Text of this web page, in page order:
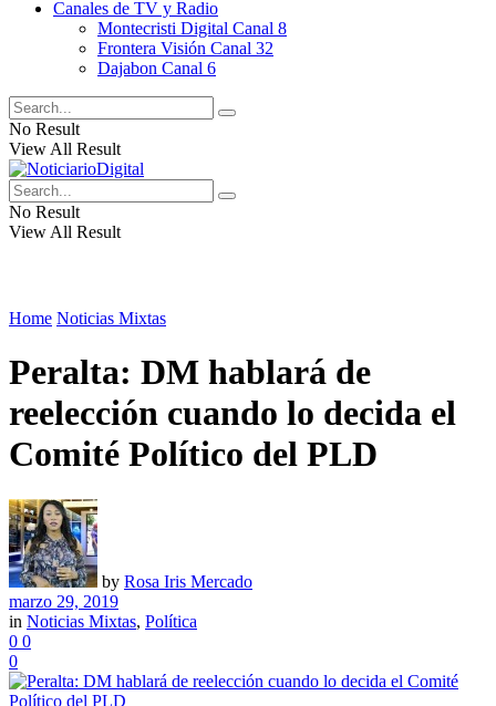
Canales de TV y Radio
Montecristi Digital Canal 8
Frontera Visión Canal 32
Dajabon Canal 6
No Result
View All Result
No Result
View All Result
Home Noticias Mixtas
Peralta: DM hablará de
reelección cuando lo decida el
Comité Político del PLD
by Rosa Iris Mercado
marzo 29, 2019
in Noticias Mixtas, Política
0 0
0